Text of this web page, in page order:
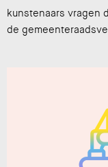
kunstenaars vragen
de